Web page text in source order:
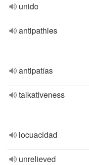
unido
antipathies
antipatías
talkativeness
locuacidad
unrelieved